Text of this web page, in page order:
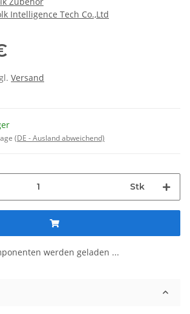
Intelligence Tech Co.,Ltd
Versand
(DE - Ausland abweichend)
Stk
werden geladen ...